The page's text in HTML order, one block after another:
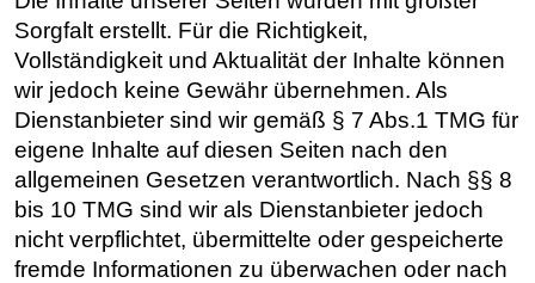
Sorgfalt erstellt. Für die Richtigkeit,
Vollständigkeit und Aktualität der Inhalte können
wir jedoch keine Gewähr übernehmen. Als
Dienstanbieter sind wir gemäß § 7 Abs.1 TMG für
eigene Inhalte auf diesen Seiten nach den
allgemeinen Gesetzen verantwortlich. Nach §§ 8
bis 10 TMG sind wir als Dienstanbieter jedoch
nicht verpflichtet, übermittelte oder gespeicherte
fremde Informationen zu überwachen oder nach